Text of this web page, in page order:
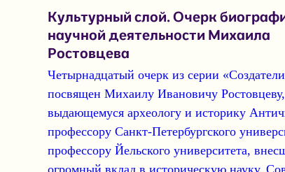
Культурный слой. Очерк
научной деятельности Михаила
Ростовцева
Четырнадцатый очерк из серии
посвященМихаилу Ивановичу Ростовцеву,
выдающемуся археологу и историку
профессору Санкт-Петербургского
профессору Йельского университета,